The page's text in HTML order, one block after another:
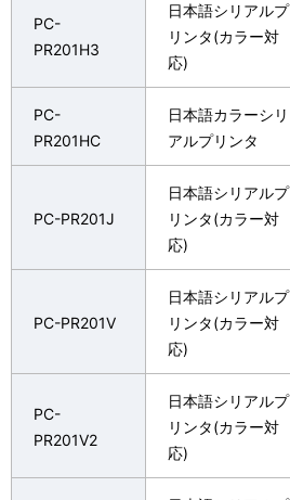
PC-
PR201H3
日本語シリアルプ
リンタ(カラー対
応)
PC-
PR201HC
日本語カラーシリ
アルプリンタ
PC-PR201J
日本語シリアルプ
リンタ(カラー対
応)
PC-PR201V
日本語シリアルプ
リンタ(カラー対
応)
PC-
PR201V2
日本語シリアルプ
リンタ(カラー対
応)